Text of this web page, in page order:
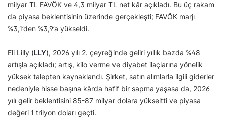
milyar TL FAVÖK ve 4,3 milyar TL net kâr açıkladı. Bu üç rakam
da piyasa beklentisinin üzerinde gerçekleşti; FAVÖK marjı
%3,1’den %3,9’a yükseldi.
Eli Lilly (LLY), 2026 yılı 2. çeyreğinde geliri yıllık bazda %48
artışla açıkladı; artış, kilo verme ve diyabet ilaçlarına yönelik
yüksek talepten kaynaklandı. Şirket, satın alımlarla ilgili giderler
nedeniyle hisse başına kârda hafif bir sapma yaşasa da, 2026
yılı gelir beklentisini 85-87 milyar dolara yükseltti ve piyasa
değeri 1 trilyon doları geçti.